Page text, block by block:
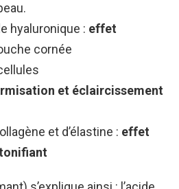
hyaluronique : effet
cornée
et éclaircissement
et d’élastine : effet